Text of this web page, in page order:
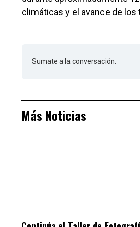
climáticas y el avance de los
Sumate a la conversación.
Más Noticias